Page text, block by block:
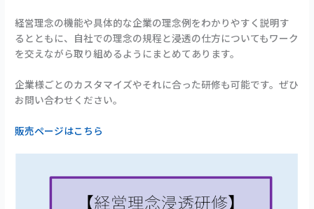
経営理念の機能や具体的な企業の理念例をわかりやすく説明す
るとともに、自社での理念の規程と浸透の仕方についてもワーク
を交えながら取り組めるようにまとめてあります。
企業様ごとのカスタマイズやそれに合った研修も可能です。ぜひ
お問い合わせください。
販売ページはこちら